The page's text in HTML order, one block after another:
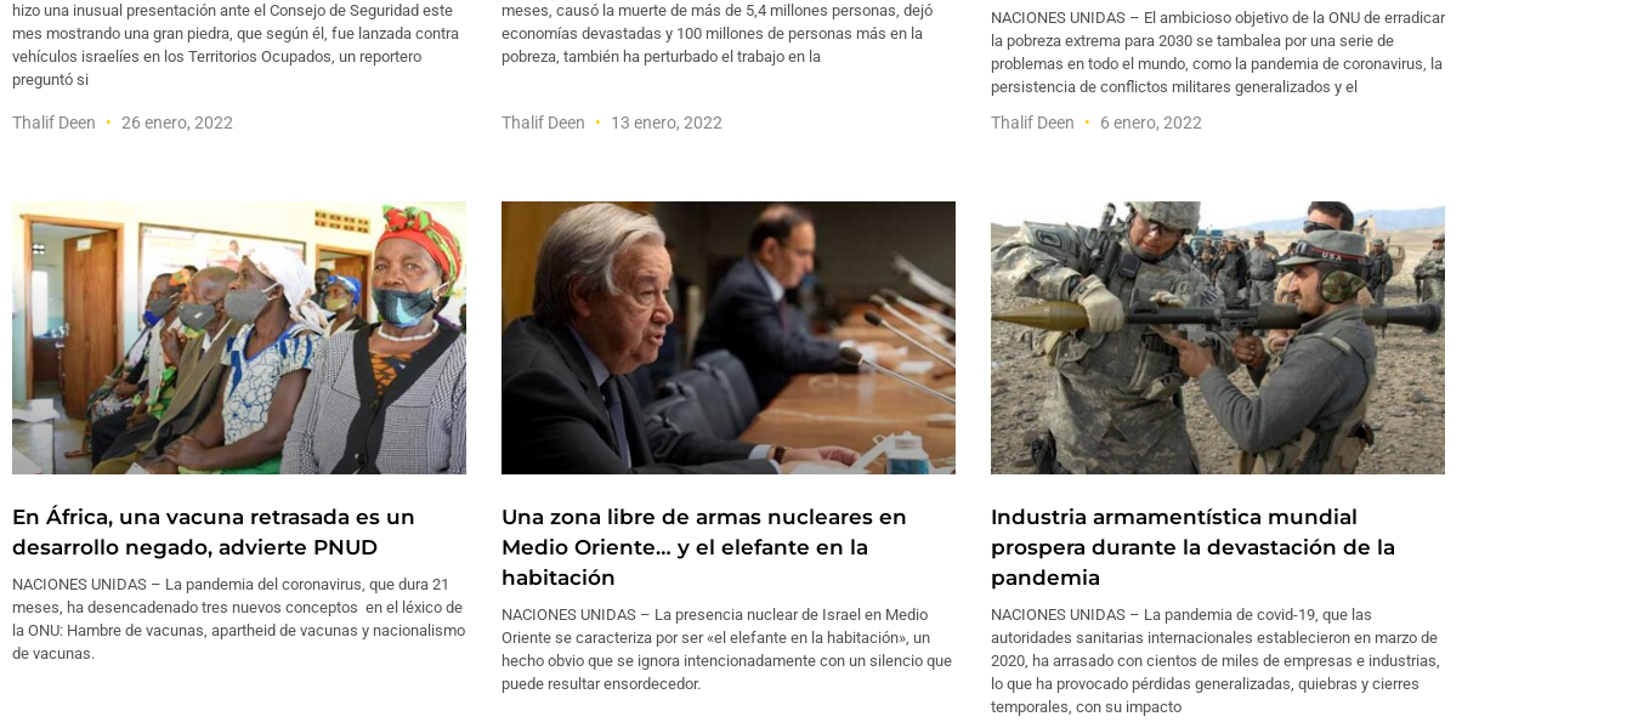
hizo una inusual presentación ante el Consejo de Seguridad este
mes mostrando una gran piedra, que según él, fue lanzada contra
vehículos israelíes en los Territorios Ocupados, un reportero
preguntó si
Thalif Deen 26 enero, 2022
meses, causó la muerte de más de 5,4 millones personas, dejó
economías devastadas y 100 millones de personas más en la
pobreza, también ha perturbado el trabajo en la
Thalif Deen 13 enero, 2022
NACIONES UNIDAS – El ambicioso objetivo de la ONU de erradicar
la pobreza extrema para 2030 se tambalea por una serie de
problemas en todo el mundo, como la pandemia de coronavirus, la
persistencia de conflictos militares generalizados y el
Thalif Deen 6 enero, 2022
En África, una vacuna retrasada es un
desarrollo negado, advierte PNUD
NACIONES UNIDAS – La pandemia del coronavirus, que dura 21
meses, ha desencadenado tres nuevos conceptos en el léxico de
la ONU: Hambre de vacunas, apartheid de vacunas y nacionalismo
de vacunas.
Una zona libre de armas nucleares en
Medio Oriente… y el elefante en la
habitación
NACIONES UNIDAS – La presencia nuclear de Israel en Medio
Oriente se caracteriza por ser «el elefante en la habitación», un
hecho obvio que se ignora intencionadamente con un silencio que
puede resultar ensordecedor.
Industria armamentística mundial
prospera durante la devastación de la
pandemia
NACIONES UNIDAS – La pandemia de covid-19, que las
autoridades sanitarias internacionales establecieron en marzo de
2020, ha arrasado con cientos de miles de empresas e industrias,
lo que ha provocado pérdidas generalizadas, quiebras y cierres
temporales, con su impacto